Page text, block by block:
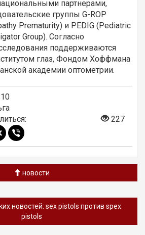
партнерами,
группы G-ROP
Prematurity) и PEDIG (Pediatric
Group). Согласно
поддерживаются
глаз, Фондом Хоффмана
академии оптометрии.
227
новости
новостей: sex pistols против spex
pistols